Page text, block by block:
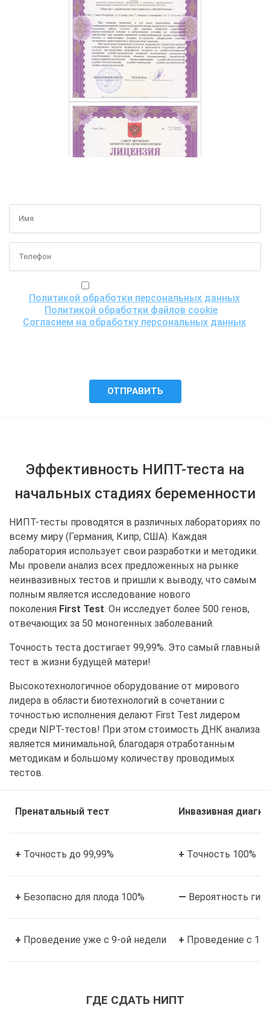
Политикой обработки персональных данных,
Политикой обработки файлов cookie
Согласием на обработку персональных данных,
Эффективность НИПТ-теста на
начальных стадиях беременности
НИПТ-тесты проводятся в различных лабораториях по
всему миру (Германия, Кипр, США). Каждая
лаборатория использует свои разработки и методики.
Мы провели анализ всех предложенных на рынке
неинвазивных тестов и пришли к выводу, что самым
полным является исследование нового
поколения First Test. Он исследует более 500 генов,
отвечающих за 50 моногенных заболеваний.
Точность теста достигает 99,99%. Это самый главный
тест в жизни будущей матери!
Высокотехнологичное оборудование от мирового
лидера в области биотехнологий в сочетании с
точностью исполнения делают First Test лидером
среди NIPT-тестов! При этом стоимость ДНК анализа
является минимальной, благодаря отработанным
методикам и большому количеству проводимых
тестов.
Пренатальный тест Инвазивная
+ Точность до 99,99% + Точность 100%
+ Безопасно для плода 100% — Вероятность
+ Проведение уже с 9-ой недели + Проведение с
ГДЕ СДАТЬ НИПТ